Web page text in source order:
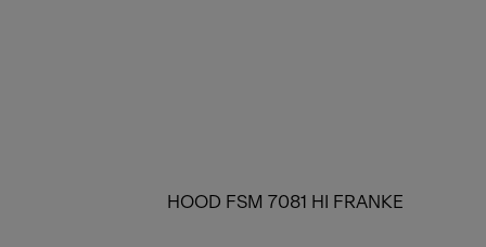
HOOD FSM 7081 HI FRANKE